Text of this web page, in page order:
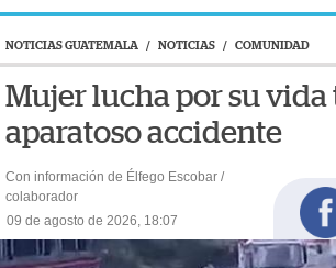
NOTICIAS GUATEMALA / NOTICIAS / COMUNIDAD
Mujer lucha por su vida
aparatoso accidente
Con información de Élfego Escobar /
colaborador
09 de agosto de 2026, 18:07